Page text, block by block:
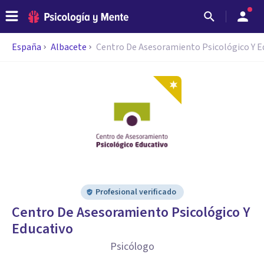
España Albacete Centro De Asesoramiento Psicológico Y
Profesional verificado
Centro De Asesoramiento Psicológico Y
Educativo
Psicólogo